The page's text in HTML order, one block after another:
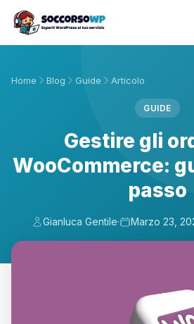
Home Blog Guide Articolo
GUIDE
Gestire gli
WooCommerce:
passo
Gianluca Gentile· Marzo 23,